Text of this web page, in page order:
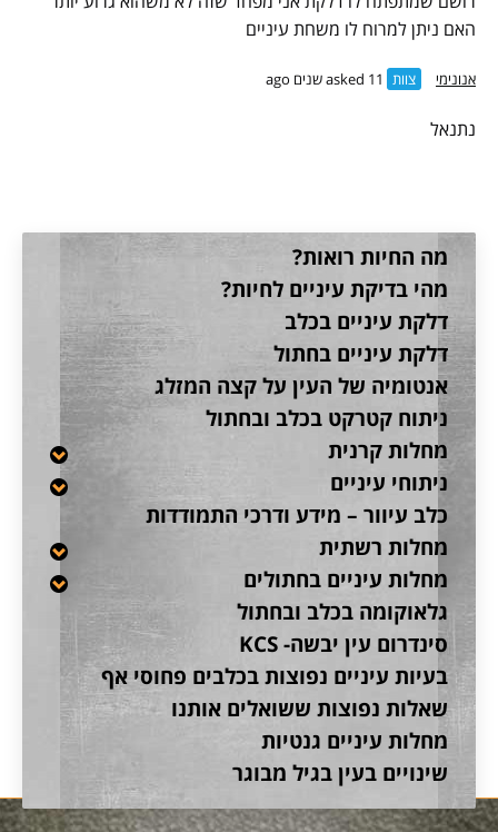
האם ניתן למרוח לו משחת עיניים
אנונימי צוות
נתנאל
מה החיות רואות?
מהי בדיקת עיניים לחיות?
דלקת עיניים בכלב
דלקת עיניים בחתול
אנטומיה של העין על קצה המזלג
ניתוח קטרקט בכלב ובחתול
מחלות קרנית
ניתוחי עיניים
כלב עיוור – מידע ודרכי התמודדות
מחלות רשתית
מחלות עיניים בחתולים
גלאוקומה בכלב ובחתול
סינדרום עין יבשה- KCS
בעיות עיניים נפוצות בכלבים פחוסי אף
שאלות נפוצות ששואלים אותנו
מחלות עיניים גנטיות
שינויים בעין בגיל מבוגר